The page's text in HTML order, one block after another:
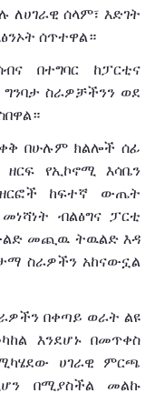
ለሀገራዊ ሰላም፣ እድገት
ሰጥተዋል።
በተግባር
ከፓርቲና
ግንባታ ስራዎቻችንን ወደ
በሁሉም ክልሎች ሰፊ
ዘርፍ የኢኮኖሚ
እሳቤን
ዘርፎች ከፍተኛ
ውጤት
ብልፅግና
ፓርቲ
መጪዉ ትዉልድ እዳ
ስራዎችን አከናውኗል
በቀጣይ ወራት ልዩ
እንደሆኑ በመጥቀስ
ሀገራዊ
ምርጫ
በሚያስችል መልኩ